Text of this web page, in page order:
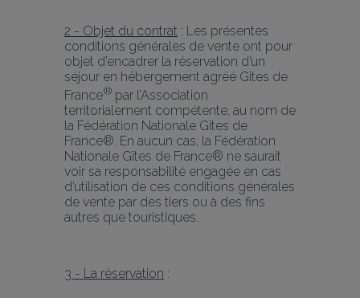
2 - Objet du contrat : Les présentes
conditions générales de vente ont pour
objet d’encadrer la réservation d’un
séjour en hébergement agréé Gîtes de
France® par l’Association
territorialement compétente, au nom de
la Fédération Nationale Gîtes de
France®. En aucun cas, la Fédération
Nationale Gîtes de France® ne saurait
voir sa responsabilité engagée en cas
d’utilisation de ces conditions générales
de vente par des tiers ou à des fins
autres que touristiques.
3 - La réservation :